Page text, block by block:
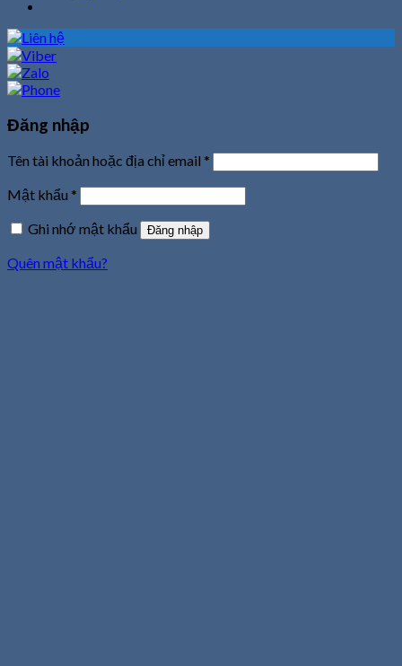
Đăng nhập
Tên tài khoản hoặc địa chỉ email *
Mật khẩu *
Ghi nhớ mật khẩu
Đăng nhập
Quên mật khẩu?